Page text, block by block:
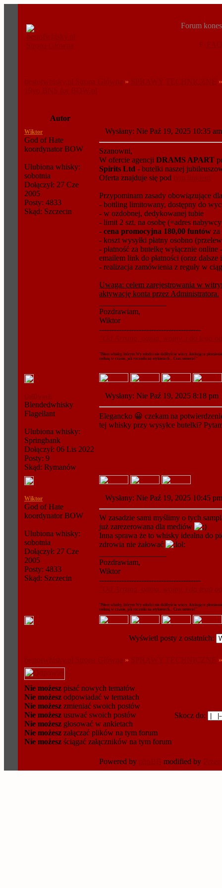
Forum
FAQ
bestofwhisky.pl Strona Główna » SPRAWY TECHNICZNE
19yo BNS for BOW.pl
Autor
Wiktor
God of Hate
koordynator BOW
Ulubiona whisky:
sobotnia
Dołączył: 27 Cze
2005
Posty: 4833
Skąd: Szczecin
Wysłany: Nie Paź 19, 2025 10:35
Szanowni,
W ofercie agencji DRAMS APART
Spirits Ltd - butelki naszej
Oferta znajduje się pod tym linkiem
Przypominam zasady obowiązujące
- bottling limitowany, dostępny do
- w ozdobnej, dedykowanej tubie
- limit 2 szt. na osobę (=adres
- cena promocyjna 180,00 funtów za
- koszt wysyłki płatny osobno
- płatność za butelkę wyłącznie
emailem link do płatności (oraz dalsze
- realizacja zamówienia z reguły w
Uwaga: celem zarejestrowania w
aktywację konta przez Administratora.
Pozdrawiam,
Wiktor
-----------------------------------------
"Od Arrana, ognia, wojny, i do tego
"Piłem whisky, którym Wy młodzi nie dalibyście wiary. Atakujące
znikną w czasie, jak roczniki na etykietach... Czas umierać"
GolDwavE
Blendedwhisky
Flagellant
Ulubiona whisky:
Springbank
Dołączył: 06 Lis 2022
Posty: 9
Skąd: Rymanów
Wysłany: Nie Paź 19, 2025 8:18
Elegancko 😀 czekam na
tej whisky przy wysyłce butelki?
Wiktor
God of Hate
koordynator BOW
Ulubiona whisky:
sobotnia
Dołączył: 27 Cze
2005
Posty: 4833
Skąd: Szczecin
Wysłany: Nie Paź 19, 2025 10:45
W zasadzie sami myślimy o tych
już zarezerowana dla mediów
Inna sprawa że to whisky idealna do
zdrowia nie żałować
Pozdrawiam,
Wiktor
-----------------------------------------
"Od Arrana, ognia, wojny, i do tego
"Piłem whisky, którym Wy młodzi nie dalibyście wiary. Atakujące
znikną w czasie, jak roczniki na etykietach... Czas umierać"
Wyświetl posty z ostatnich:
bestofwhisky.pl Strona Główna » SPRAWY TECHNICZNE
Nie możesz pisać nowych tematów
Nie możesz odpowiadać w tematach
Nie możesz zmieniać swoich postów
Nie możesz usuwać swoich postów
Nie możesz głosować w ankietach
Nie możesz załączać plików na tym forum
Nie możesz ściągać załączników na tym forum
Skocz do:
Powered by phpBB modified by